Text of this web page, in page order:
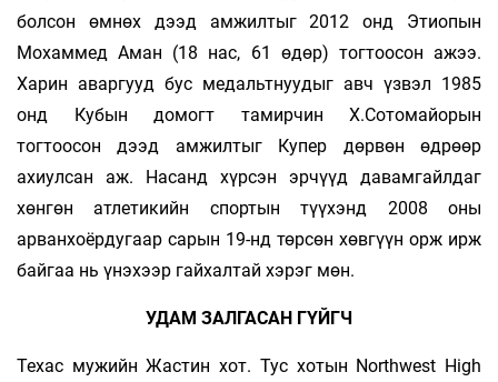
болсон өмнөх дээд амжилтыг 2012 онд Этиопын
Мохаммед Аман (18 нас, 61 өдөр) тогтоосон ажээ.
Харин аваргууд бус медальтнуудыг авч үзвэл 1985
онд Кубын домогт тамирчин Х.Сотомайорын
тогтоосон дээд амжилтыг Купер дөрвөн өдрөөр
ахиулсан аж. Насанд хүрсэн эрчүүд давамгайлдаг
хөнгөн атлетикийн спортын түүхэнд 2008 оны
арванхоёрдугаар сарын 19-нд төрсөн хөвгүүн орж ирж
байгаа нь үнэхээр гайхалтай хэрэг мөн.
УДАМ ЗАЛГАСАН ГҮЙГЧ
Техас мужийн Жастин хот. Тус хотын Northwest High